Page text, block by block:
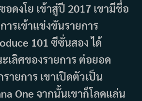
อดงโย เข้าสู่ปี 2017 เขามีชื่อ
ารเข้าแข่งขันรายการ
101 ซีซั่นสอง ได้
เลิศของรายการ ต่อยอด
ายการ เขาเปิดตัวเป็น
One จากนั้นเขาก็โลดแล่น